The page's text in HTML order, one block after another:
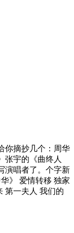
你摘抄几个：周华
张宇的《曲终人
演唱者了。个字新
》 爱情转移 独家
第一夫人 我们的